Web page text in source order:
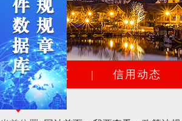
网站首页 | 信用动态